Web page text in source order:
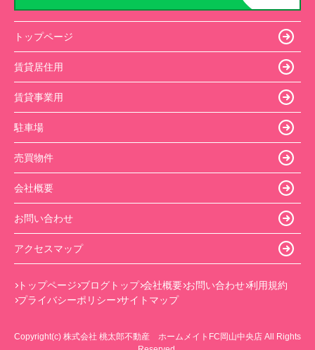
トップページ
賃貸居住用
賃貸事業用
駐車場
売買物件
会社概要
お問い合わせ
アクセスマップ
トップページ ブログトップ 会社概要 お問い合わせ 利用規約
プライバシーポリシー サイトマップ
Copyright(c) 株式会社 桃太郎不動産 ホームメイトFC岡山中央店 All Rights